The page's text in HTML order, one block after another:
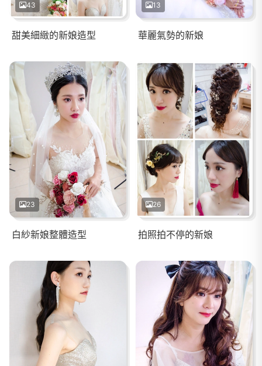
43
甜美細緻的新娘造型
13
華麗氣勢的新娘
23
白紗新娘整體造型
26
拍照拍不停的新娘